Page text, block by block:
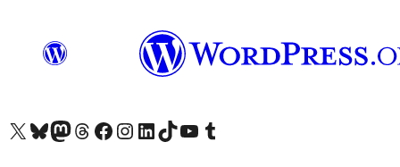
Visite a nossa conta X (antigo Twitter)
Visit our Bluesky account
Visit our Mastodon account
Visit our Threads account
Visite a nossa página do Facebook
Visite a nossa conta no Instagram
Visite a nossa conta no LinkedIn
Visit our TikTok account
Visit our YouTube channel
Visit our Tumblr account